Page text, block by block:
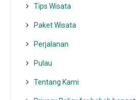
Tips Wisata
Paket Wisata
Perjalanan
Pulau
Tentang Kami